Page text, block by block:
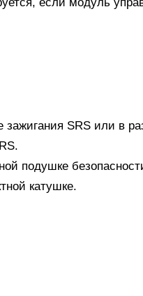
если модуль
зажигания SRS или в
подушке
катушке.